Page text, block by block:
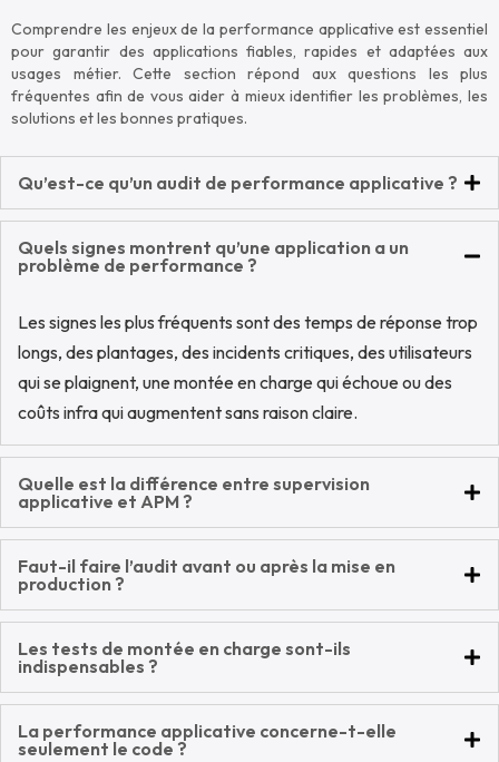
Comprendre les enjeux de la performance applicative est essentiel
pour garantir des applications fiables, rapides et adaptées aux
usages métier. Cette section répond aux questions les plus
fréquentes afin de vous aider à mieux identifier les problèmes, les
solutions et les bonnes pratiques.
Qu’est-ce qu’un audit de performance applicative ?
Quels signes montrent qu’une application a un
problème de performance ?
Les signes les plus fréquents sont des temps de réponse trop
longs, des plantages, des incidents critiques, des utilisateurs
qui se plaignent, une montée en charge qui échoue ou des
coûts infra qui augmentent sans raison claire.
Quelle est la différence entre supervision
applicative et APM ?
Faut-il faire l’audit avant ou après la mise en
production ?
Les tests de montée en charge sont-ils
indispensables ?
La performance applicative concerne-t-elle
seulement le code ?